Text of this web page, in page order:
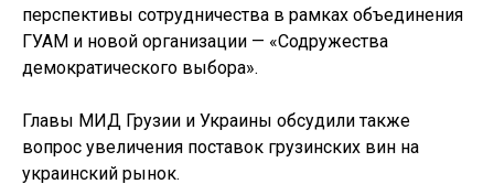
перспективы сотрудничества в рамках объединения
ГУАМ и новой организации — «Содружества
демократического выбора».
Главы МИД Грузии и Украины обсудили также
вопрос увеличения поставок грузинских вин на
украинский рынок.